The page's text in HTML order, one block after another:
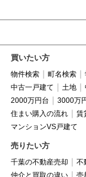
買いたい方
物件検索 町名検索
中古一戸建て
土地
2000万円台
3000万
住まい購入の流れ
賃
マンションVS戸建て
売りたい方
千葉の不動産売却 不
仲介と買取の違い
売